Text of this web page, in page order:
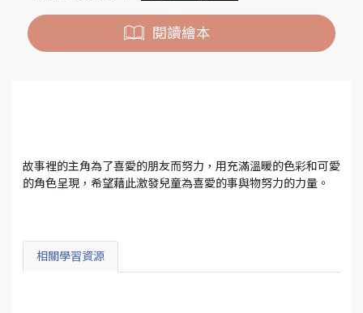
閱讀繪本
故事裡的主角為了喜愛的朋友而努力，用充滿溫暖的色彩和可愛
的角色呈現，希望藉此激發兒童為喜愛的事與物努力的力量。
相關學習資源